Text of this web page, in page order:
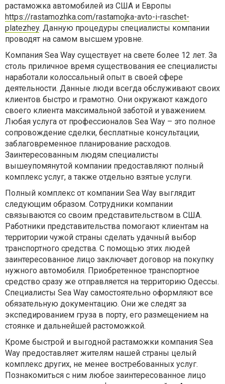
растаможка автомобилей из США и Европы
https://rastamozhka.com/rastamojka-avto-i-raschet-
platezhey. Данную процедуры специалисты компании
проводят на самом высшем уровне.
Компания Sea Way существует на свете более 12 лет. За
столь приличное время существования ее специалисты
наработали колоссальный опыт в своей сфере
деятельности. Данные люди всегда обслуживают своих
клиентов быстро и грамотно. Они окружают каждого
своего клиента максимальной заботой и уважением.
Любая услуга от профессионалов Sea Way – это полное
сопровождение сделки, бесплатные консультации,
заблаговременное планирование расходов.
Заинтересованным людям специалисты
вышеупомянутой компании предоставляют полный
комплекс услуг, а также отдельно взятые услуги.
Полный комплекс от компании Sea Way выглядит
следующим образом. Сотрудники компании
связываются со своим представительством в США.
Работники представительства помогают клиентам на
территории чужой страны сделать удачный выбор
транспортного средства. С помощью этих людей
заинтересованное лицо заключает договор на покупку
нужного автомобиля. Приобретенное транспортное
средство сразу же отправляется на территорию Одессы.
Специалисты Sea Way самостоятельно оформляют все
обязательную документацию. Они же следят за
экспедированием груза в порту, его размещением на
стоянке и дальнейшей растоможкой.
Кроме быстрой и выгодной растаможки компания Sea
Way предоставляет жителям нашей страны целый
комплекс других, не менее востребованных услуг.
Познакомиться с ним любое заинтересованное лицо